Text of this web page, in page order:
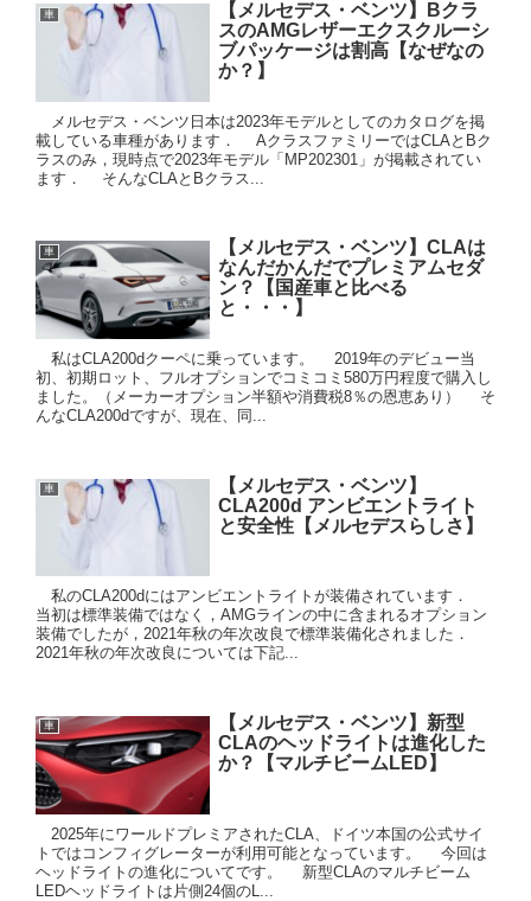
車
【メルセデス・ベンツ】Bクラ
スのAMGレザーエクスクルーシ
ブパッケージは割高【なぜなの
か？】
メルセデス・ベンツ日本は2023年モデルとしてのカタログを掲
載している車種があります． AクラスファミリーではCLAとBク
ラスのみ，現時点で2023年モデル「MP202301」が掲載されてい
ます． そんなCLAとBクラス...
車
【メルセデス・ベンツ】CLAは
なんだかんだでプレミアムセダ
ン？【国産車と比べる
と・・・】
私はCLA200dクーペに乗っています。 2019年のデビュー当
初、初期ロット、フルオプションでコミコミ580万円程度で購入し
ました。（メーカーオプション半額や消費税8％の恩恵あり） そ
んなCLA200dですが、現在、同...
車
【メルセデス・ベンツ】
CLA200d アンビエントライト
と安全性【メルセデスらしさ】
私のCLA200dにはアンビエントライトが装備されています．
当初は標準装備ではなく，AMGラインの中に含まれるオプション
装備でしたが，2021年秋の年次改良で標準装備化されました．
2021年秋の年次改良については下記...
車
【メルセデス・ベンツ】新型
CLAのヘッドライトは進化した
か？【マルチビームLED】
2025年にワールドプレミアされたCLA、ドイツ本国の公式サイ
トではコンフィグレーターが利用可能となっています。 今回は
ヘッドライトの進化についてです。 新型CLAのマルチビーム
LEDヘッドライトは片側24個のL...